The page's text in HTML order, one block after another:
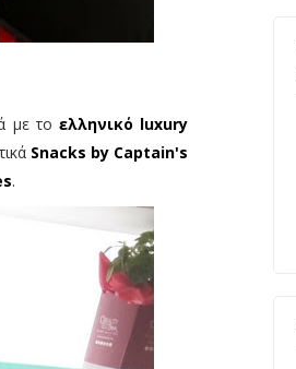
με το ελληνικό luxury
Snacks by Captain's
.